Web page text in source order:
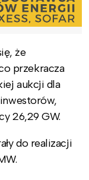
że
przekracza
aukcji dla
26,29 GW.
do realizacji